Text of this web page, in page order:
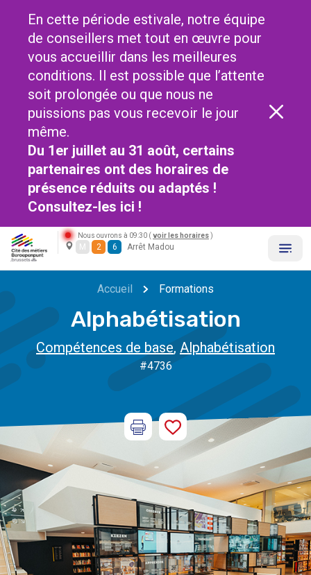
En cette période estivale, notre équipe
de conseillers met tout en œuvre pour
vous accueillir dans les meilleures
conditions. Il est possible que l’attente
soit prolongée ou que nous ne
puissions pas vous recevoir le jour
même.
Du 1er juillet au 31 août, certains
partenaires ont des horaires de
présence réduits ou adaptés !
Consultez-les ici !
Nous ouvrons à 09:30 ( voir les horaires )
M 2 6 Arrêt Madou
Accueil Formations
Alphabétisation
Compétences de base, Alphabétisation
#4736